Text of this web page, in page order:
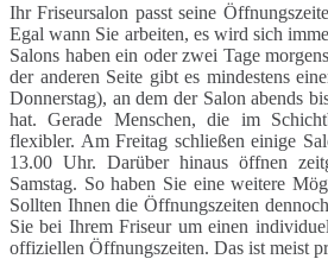
Ihr Friseursalon passt seine
Egal wann Sie arbeiten, es wird sich
Salons haben ein oder zwei Tage
der anderen Seite gibt es mindestens
Donnerstag), an dem der Salon abends
hat. Gerade Menschen, die im
flexibler. Am Freitag schließen einige
13.00 Uhr. Darüber hinaus öffnen
Samstag. So haben Sie eine weitere
Sollten Ihnen die Öffnungszeiten
Sie bei Ihrem Friseur um einen
offiziellen Öffnungszeiten. Das ist meist